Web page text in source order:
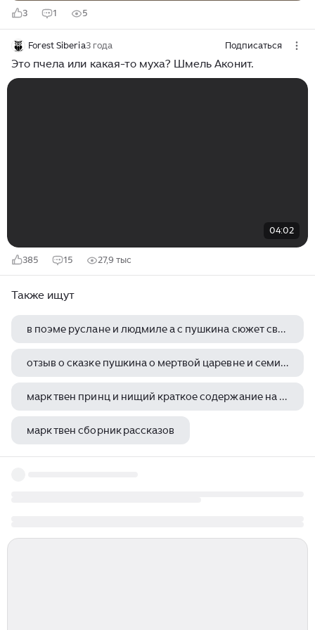
3 1 5
Forest Siberia3 года Подписаться
Это пчела или какая-то муха? Шмель Аконит.
04:02
385 15 27,9 тыс
Также ищут
в поэме руслане и людмиле а с пушкина сюжет связан с миром русского
отзыв о сказке пушкина о мертвой царевне и семи богатырях
марк твен принц и нищий краткое содержание на английском
марк твен сборник рассказов